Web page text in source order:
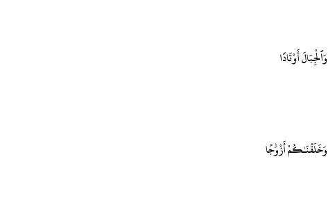
وَٱلْجِبَالَ أَوْتَادًا
وَخَلَقْنَـٰكُمْ أَزْوَٰجًا